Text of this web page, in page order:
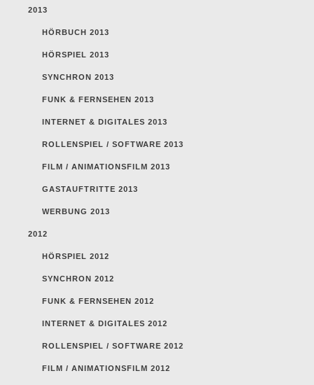
2013
HÖRBUCH 2013
HÖRSPIEL 2013
SYNCHRON 2013
FUNK & FERNSEHEN 2013
INTERNET & DIGITALES 2013
ROLLENSPIEL / SOFTWARE 2013
FILM / ANIMATIONSFILM 2013
GASTAUFTRITTE 2013
WERBUNG 2013
2012
HÖRSPIEL 2012
SYNCHRON 2012
FUNK & FERNSEHEN 2012
INTERNET & DIGITALES 2012
ROLLENSPIEL / SOFTWARE 2012
FILM / ANIMATIONSFILM 2012